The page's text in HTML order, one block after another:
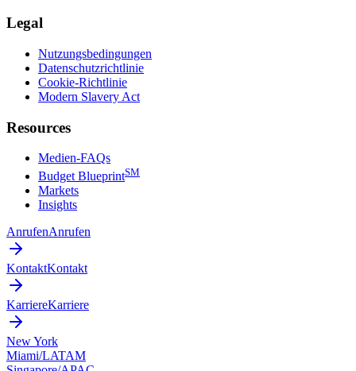
Legal
Nutzungsbedingungen
Datenschutzrichtlinie
Cookie-Richtlinie
Modern Slavery Act
Resources
Medien-FAQs
Budget BlueprintSM
Markets
Insights
AnrufenAnrufen
KontaktKontakt
KarriereKarriere
New York
Miami/LATAM